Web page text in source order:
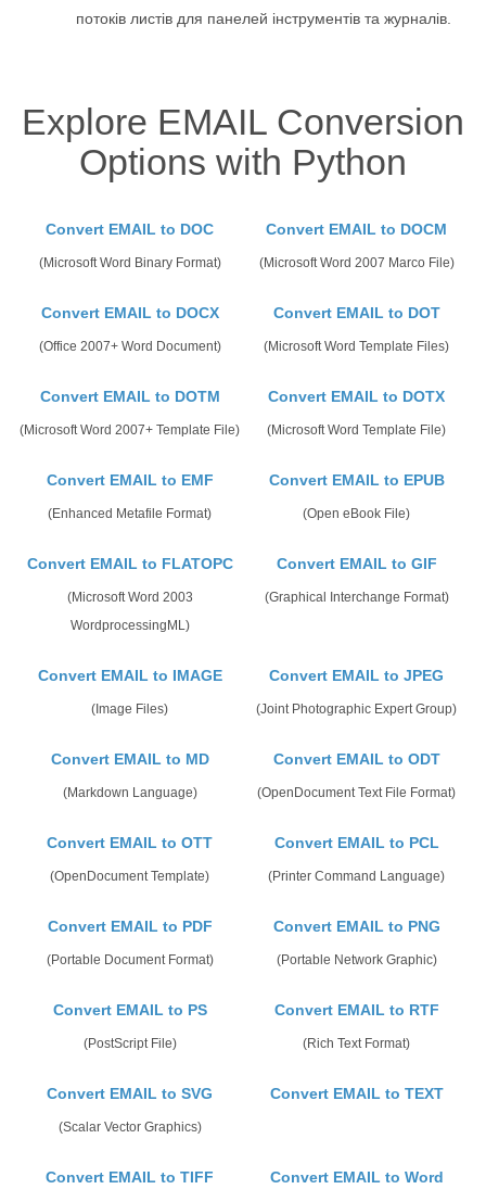
потоків листів для панелей інструментів та журналів.
Explore EMAIL Conversion
Options with Python
Convert EMAIL to DOC
(Microsoft Word Binary Format)
Convert EMAIL to DOCM
(Microsoft Word 2007 Marco File)
Convert EMAIL to DOCX
(Office 2007+ Word Document)
Convert EMAIL to DOT
(Microsoft Word Template Files)
Convert EMAIL to DOTM
(Microsoft Word 2007+ Template File)
Convert EMAIL to DOTX
(Microsoft Word Template File)
Convert EMAIL to EMF
(Enhanced Metafile Format)
Convert EMAIL to EPUB
(Open eBook File)
Convert EMAIL to FLATOPC
(Microsoft Word 2003
WordprocessingML)
Convert EMAIL to GIF
(Graphical Interchange Format)
Convert EMAIL to IMAGE
(Image Files)
Convert EMAIL to JPEG
(Joint Photographic Expert Group)
Convert EMAIL to MD
(Markdown Language)
Convert EMAIL to ODT
(OpenDocument Text File Format)
Convert EMAIL to OTT
(OpenDocument Template)
Convert EMAIL to PCL
(Printer Command Language)
Convert EMAIL to PDF
(Portable Document Format)
Convert EMAIL to PNG
(Portable Network Graphic)
Convert EMAIL to PS
(PostScript File)
Convert EMAIL to RTF
(Rich Text Format)
Convert EMAIL to SVG
(Scalar Vector Graphics)
Convert EMAIL to TEXT
Convert EMAIL to TIFF Convert EMAIL to Word